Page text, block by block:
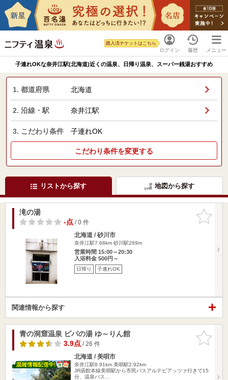
ログイン
購入済チケットはこちら
履歴 メニュー
子連れOKな奈井江駅(北海道)近くの温泉、日帰り温泉、スーパー銭湯おすすめ
1. 都道府県 北海道
2. 沿線・駅 奈井江駅
3. こだわり条件 子連れOK
こだわり条件を変更する
リストから探す 地図から探す
お気に入
りに追加
滝の湯
-点/ 0 件
北海道 / 砂川市
奈井江駅7.68km 砂川駅269m
営業時間 15:00～20:30
入浴料金 500円～
日帰り 子連れOK
関連情報から探す
お気に入
りに追加
青の洞窟温泉 ピパの湯 ゆ～りん館
3.9点/ 26 件
北海道 / 美唄市
奈井江駅8.91km 美唄駅2.92km
JR函館本線美唄駅から市民バスアルテピアッツァ行きで15
分、温泉バス…